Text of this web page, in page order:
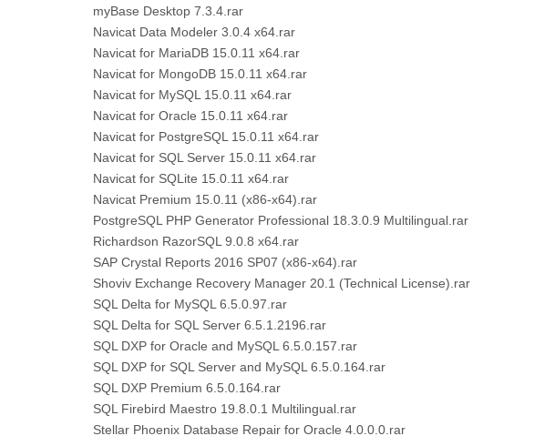
myBase Desktop 7.3.4.rar
Navicat Data Modeler 3.0.4 x64.rar
Navicat for MariaDB 15.0.11 x64.rar
Navicat for MongoDB 15.0.11 x64.rar
Navicat for MySQL 15.0.11 x64.rar
Navicat for Oracle 15.0.11 x64.rar
Navicat for PostgreSQL 15.0.11 x64.rar
Navicat for SQL Server 15.0.11 x64.rar
Navicat for SQLite 15.0.11 x64.rar
Navicat Premium 15.0.11 (x86-x64).rar
PostgreSQL PHP Generator Professional 18.3.0.9 Multilingual.rar
Richardson RazorSQL 9.0.8 x64.rar
SAP Crystal Reports 2016 SP07 (x86-x64).rar
Shoviv Exchange Recovery Manager 20.1 (Technical License).rar
SQL Delta for MySQL 6.5.0.97.rar
SQL Delta for SQL Server 6.5.1.2196.rar
SQL DXP for Oracle and MySQL 6.5.0.157.rar
SQL DXP for SQL Server and MySQL 6.5.0.164.rar
SQL DXP Premium 6.5.0.164.rar
SQL Firebird Maestro 19.8.0.1 Multilingual.rar
Stellar Phoenix Database Repair for Oracle 4.0.0.0.rar